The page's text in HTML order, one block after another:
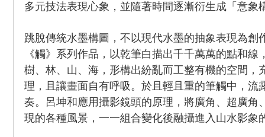
多元技法表現心象，並隨著時間逐漸衍生成「意象
跳脫傳統水墨構圖，不以現代水墨的抽象表現為創
《觸》系列作品，以乾筆白描出千千萬萬的點和線
樹、林、山、海，形構出紛亂而工整有機的空間，
理，且讓畫面自有呼吸。於且輕且重的筆觸中，流
奏。呂坤和應用攝影鏡頭的原理，將廣角、超廣角
現的各種風景，一一組合變化後融攝進入山水影象